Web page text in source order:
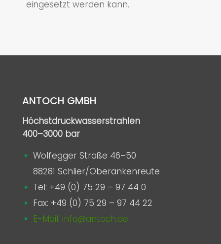
eingesetzt werden kann.
ANTOCH GMBH
Höchstdruckwasserstrahlen
400–3000 bar
Wolfegger Straße 46–50
88281 Schlier/Oberankenreute
Tel: +49 (0) 75 29 – 97 44 0
Fax: +49 (0) 75 29 – 97 44 22
E-Mail: info@antoch.de